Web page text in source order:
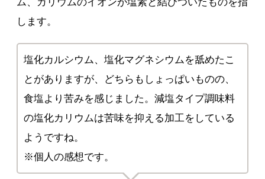
します。
塩化カルシウム、塩化マグネシウムを舐めたこ
とがありますが、どちらもしょっぱいものの、
食塩より苦みを感じました。減塩タイプ調味料
の塩化カリウムは苦味を抑える加工をしている
ようですね。
※個人の感想です。